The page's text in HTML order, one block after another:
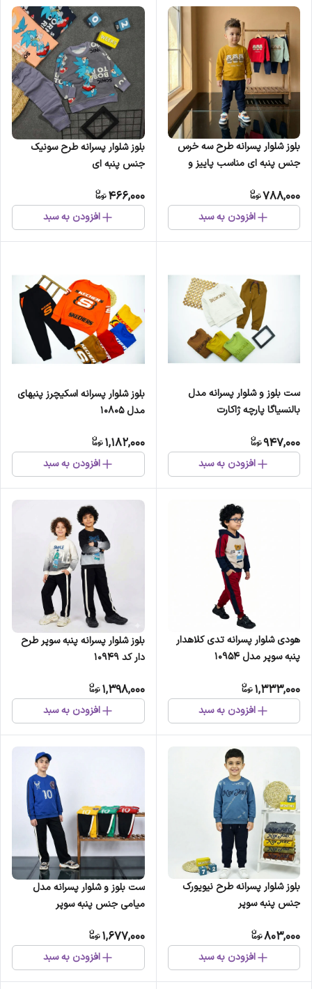
بلوز شلوار پسرانه طرح سه خرس
جنس پنبه ای مناسب پاییز و
788,000
افزودن به سبد
بلوز شلوار پسرانه طرح سونیک
جنس پنبه ای
466,000
افزودن به سبد
ست بلوز و شلوار پسرانه مدل
بالنسیاگا پارچه ژاکارت
947,000
افزودن به سبد
بلوز شلوار پسرانه اسکیچرز پنبهای
مدل 10805
1,182,000
افزودن به سبد
هودی شلوار پسرانه تدی کلاهدار
پنبه سوپر مدل 10954
1,333,000
افزودن به سبد
بلوز شلوار پسرانه پنبه سوپر طرح
دار کد 10949
1,398,000
افزودن به سبد
بلوز شلوار پسرانه طرح نیویورک
جنس پنبه سوپر
803,000
افزودن به سبد
ست بلوز و شلوار پسرانه مدل
میامی جنس پنبه سوپر
1,677,000
افزودن به سبد